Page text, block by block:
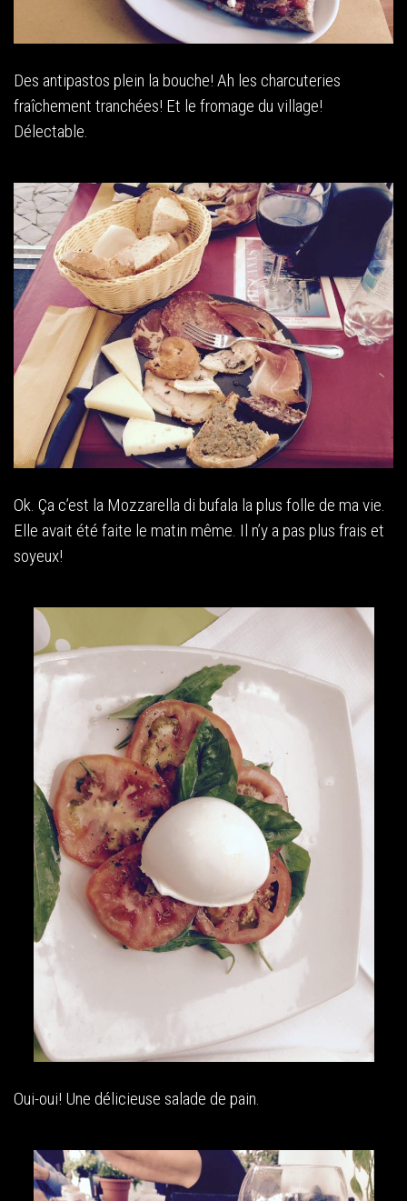
Des antipastos plein la bouche! Ah les charcuteries
fraîchement tranchées! Et le fromage du village!
Délectable.
Ok. Ça c’est la Mozzarella di bufala la plus folle de ma vie.
Elle avait été faite le matin même. Il n’y a pas plus frais et
soyeux!
Oui-oui! Une délicieuse salade de pain.